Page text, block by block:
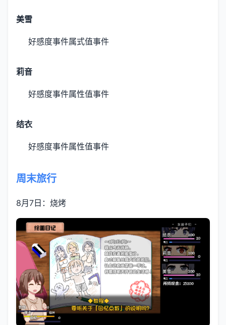
美雪
好感度事件属式值事件
莉音
好感度事件属性值事件
结衣
好感度事件属性值事件
周末旅行
8月7日：烧烤